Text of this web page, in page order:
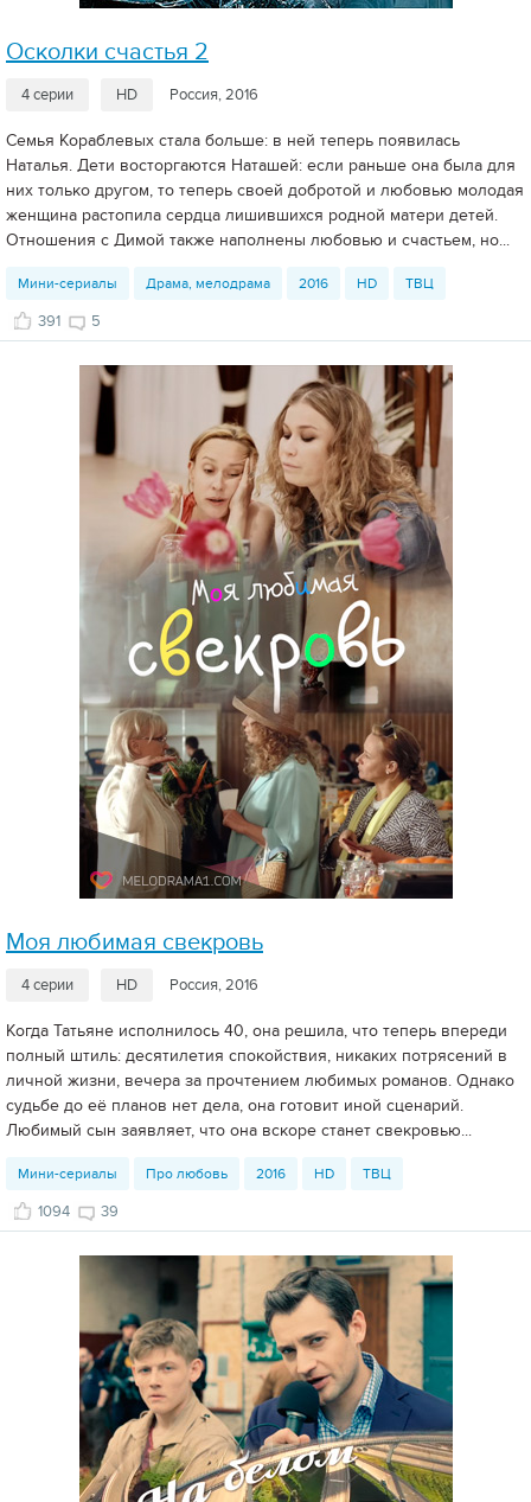
Осколки счастья 2
4 серии HD Россия, 2016
Семья Кораблевых стала больше: в ней теперь появилась
Наталья. Дети восторгаются Наташей: если раньше она была для
них только другом, то теперь своей добротой и любовью молодая
женщина растопила сердца лишившихся родной матери детей.
Отношения с Димой также наполнены любовью и счастьем, но...
Мини-сериалы Драма, мелодрама 2016 HD ТВЦ
391 5
Моя любимая свекровь
4 серии HD Россия, 2016
Когда Татьяне исполнилось 40, она решила, что теперь впереди
полный штиль: десятилетия спокойствия, никаких потрясений в
личной жизни, вечера за прочтением любимых романов. Однако
судьбе до её планов нет дела, она готовит иной сценарий.
Любимый сын заявляет, что она вскоре станет свекровью...
Мини-сериалы Про любовь 2016 HD ТВЦ
1094 39